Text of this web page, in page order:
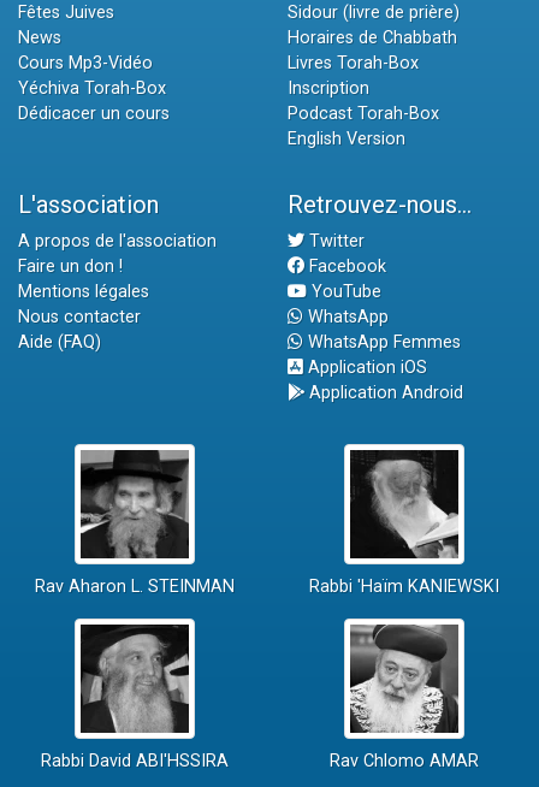
Fêtes Juives
News
Cours Mp3-Vidéo
Yéchiva Torah-Box
Dédicacer un cours
Sidour (livre de prière)
Horaires de Chabbath
Livres Torah-Box
Inscription
Podcast Torah-Box
English Version
L'association
A propos de l'association
Faire un don !
Mentions légales
Nous contacter
Aide (FAQ)
Retrouvez-nous...
Twitter
Facebook
YouTube
WhatsApp
WhatsApp Femmes
Application iOS
Application Android
Rav Aharon L. STEINMAN Rabbi 'Haïm KANIEWSKI
Rabbi David ABI'HSSIRA Rav Chlomo AMAR